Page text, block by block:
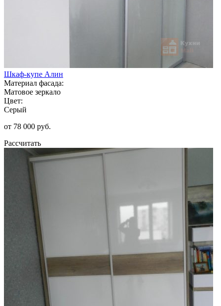
Шкаф-купе Алин
Материал фасада:
Матовое зеркало
Цвет:
Серый
от 78 000 руб.
Рассчитать